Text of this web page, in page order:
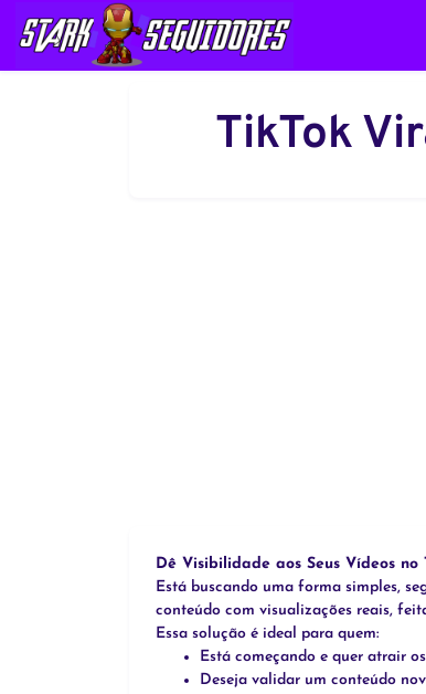
TikTok
Dê Visibilidade aos Seus Vídeos no
Está buscando uma forma simples,
conteúdo com visualizações reais,
Essa solução é ideal para quem:
Está começando e quer atrair
Deseja validar um conteúdo